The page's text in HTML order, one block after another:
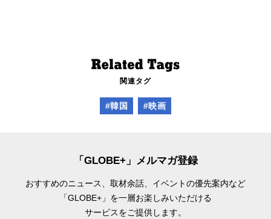
関連タグ
#韓国 #映画
「GLOBE+」メルマガ登録
おすすめのニュース、取材余話、 イベントの優先案内など
「GLOBE+」を一層お楽しみいただける
サービスをご提供します。